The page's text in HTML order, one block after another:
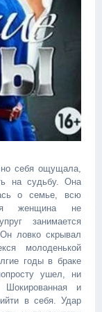
себя ощущала,
на судьбу. Она
о семье, всю
женщина не
занимается
ловко скрывал
молоденькой
годы в браке
ушел, ни
и
в себя. Удар